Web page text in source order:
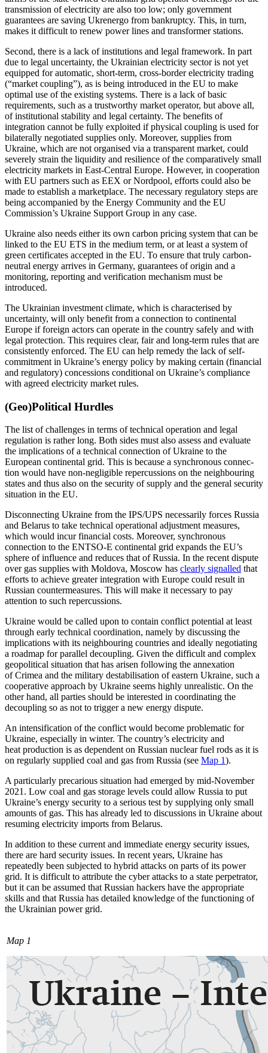
transmission of electricity are also too low; only gov­ernment
guarantees are saving Ukrenergo from bankruptcy. This, in turn,
makes it dif­ficult to renew power lines and trans­former stations.
Second, there is a lack of institutions and legal framework. In part
due to legal un­certainty, the Ukrainian electricity sector is not yet
equipped for automatic, short-term, cross-border electricity trading
(“market coupling”), as is being introduced in the EU to make
optimal use of the existing sys­tems. There is a lack of basic
requirements, such as a trustworthy market operator, but above all,
of institutional stability and legal certainty. The benefits of
integration can­not be fully exploited if physical coupling is used for
bilaterally negotiated supplies only. Moreover, supplies from
Ukraine, which are not organised via a transparent market, could
severely strain the liquidity and resilience of the comparatively small
electricity markets in East-Central Europe. However, in cooperation
with EU partners such as EEX or Nordpool, efforts could also be
made to establish a marketplace. The necessary regulatory steps are
being accom­panied by the Energy Community and the EU
Commission’s Ukraine Support Group in any case.
Ukraine also needs either its own carbon pricing system that can be
linked to the EU ETS in the medium term, or at least a sys­tem of
green certificates accepted in the EU. To ensure that truly carbon-
neutral energy arrives in Germany, guarantees of origin and a
monitoring, reporting and verifica­tion mechanism must be
introduced.
The Ukrainian investment climate, which is characterised by
uncertainty, will only benefit from a connection to continen­tal
Europe if foreign actors can operate in the country safely and with
legal protection. This requires clear, fair and long-term rules that are
consistently enforced. The EU can help remedy the lack of self-
commit­ment in Ukraine’s energy policy by making certain (financial
and regulatory) concessions conditional on Ukraine’s compliance
with agreed electricity market rules.
(Geo)Political Hurdles
The list of challenges in terms of technical operation and legal
regulation is rather long. Both sides must also assess and evalu­ate
the implications of a technical connection of Ukraine to the
European continental grid. This is because a synchronous con­nec­
tion would have non-negligible repercussions on the neighbouring
states and thus also on the security of supply and the gen­eral security
situation in the EU.
Disconnecting Ukraine from the IPS/UPS necessarily forces Russia
and Belarus to take technical operational adjustment measures,
which would incur financial costs. More­over, synchronous
connection to the ENTSO-E continental grid expands the EU’s
sphere of influence and reduces that of Russia. In the recent dispute
over gas sup­plies with Moldova, Moscow has clearly signalled that
efforts to achieve greater inte­gration with Europe could result in
Russian countermeasures. This will make it neces­sary to pay
attention to such repercussions.
Ukraine would be called upon to contain conflict potential at least
through early tech­nical coordination, namely by dis­cussing the
implications with its neighbouring countries and ideally negotiating
a road­map for parallel decoupling. Given the difficult and complex
geopolitical situation that has arisen following the annexation
of Crimea and the military destabilisation of eastern Ukraine, such a
cooperative ap­proach by Ukraine seems highly unrealistic. On the
other hand, all parties should be inter­ested in coordinating the
decoupling so as not to trigger a new energy dispute.
An intensification of the conflict would become problematic for
Ukraine, especially in winter. The country’s electricity and
heat production is as dependent on Russian nuclear fuel rods as it is
on regularly sup­plied coal and gas from Russia (see Map 1).
A particularly precarious situation had emerged by mid-November
2021. Low coal and gas storage levels could allow Russia to put
Ukraine’s energy security to a serious test by supplying only small
amounts of gas. This has already led to discussions in Ukraine about
resuming electricity imports from Belarus.
In addition to these current and immediate energy security issues,
there are hard security issues. In recent years, Ukraine has
repeatedly been subjected to hybrid attacks on parts of its power
grid. It is difficult to attribute the cyber attacks to a state per­pe­trator,
but it can be assumed that Russian hackers have the appropriate
skills and that Russia has detailed knowledge of the func­tioning of
the Ukrainian power grid.
Map 1